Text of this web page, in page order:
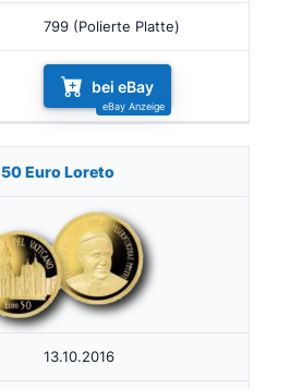
799 (Polierte Platte)
bei eBay
50 Euro Loreto
13.10.2016